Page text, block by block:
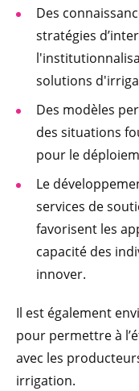
Des
stratégies
solutions
Des modèles
des situations
pour le
Le
services de
favorisent les
capacité des
innover.
Il est également
pour permettre à
avec les
irrigation.